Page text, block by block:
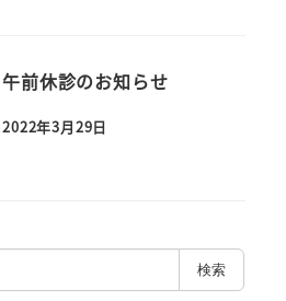
午前休診のお知らせ
2022年3月29日
検索